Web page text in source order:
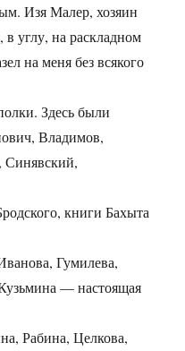
Изя Малер, хозяин
в углу, на раскладном
на меня без всякого
Здесь были
Владимов,
Синявский,
книги Бахыта
Гумилева,
— настоящая
Рабина, Целкова,